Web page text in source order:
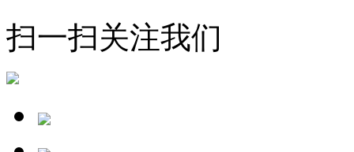
扫一扫关注我们